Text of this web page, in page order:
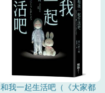
和我一起生活吧（《大家都